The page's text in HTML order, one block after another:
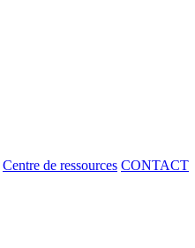
Centre de ressources CONTACT